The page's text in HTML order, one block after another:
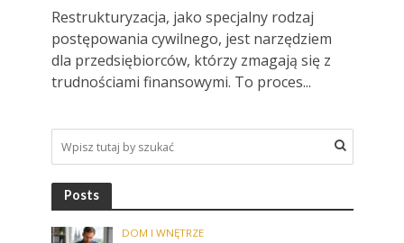
Restrukturyzacja, jako specjalny rodzaj
postępowania cywilnego, jest narzędziem
dla przedsiębiorców, którzy zmagają się z
trudnościami finansowymi. To proces...
Posts
DOM I WNĘTRZE